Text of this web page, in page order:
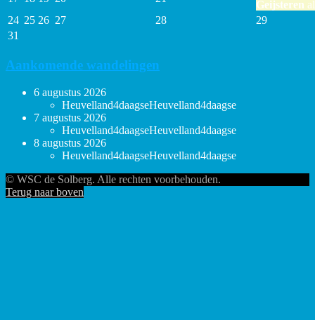
Geijsteren
24 25 26 27 28
29
31
Aankomende wandelingen
6 augustus 2026
Heuvelland4daagseHeuvelland4daagse
7 augustus 2026
Heuvelland4daagseHeuvelland4daagse
8 augustus 2026
Heuvelland4daagseHeuvelland4daagse
© WSC de Solberg. Alle rechten voorbehouden.
Terug naar boven